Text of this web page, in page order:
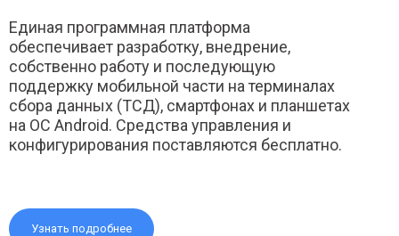
Единая программная платформа
обеспечивает разработку, внедрение,
собственно работу и последующую
поддержку мобильной части на терминалах
сбора данных (ТСД), смартфонах и планшетах
на ОС Android. Средства управления и
конфигурирования поставляются бесплатно.
Узнать подробнее